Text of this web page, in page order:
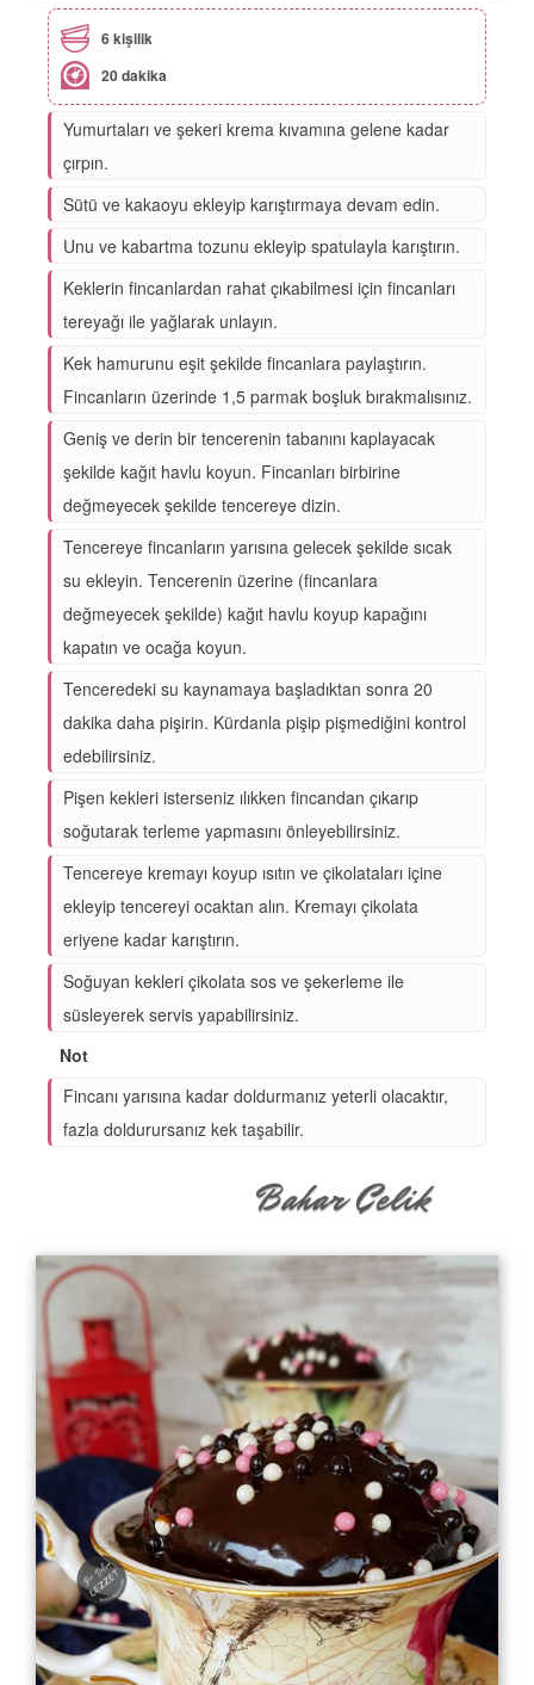
6 kişilik
20 dakika
Yumurtaları ve şekeri krema kıvamına gelene kadar
çırpın.
Sütü ve kakaoyu ekleyip karıştırmaya devam edin.
Unu ve kabartma tozunu ekleyip spatulayla karıştırın.
Keklerin fincanlardan rahat çıkabilmesi için fincanları
tereyağı ile yağlarak unlayın.
Kek hamurunu eşit şekilde fincanlara paylaştırın.
Fincanların üzerinde 1,5 parmak boşluk bırakmalısınız.
Geniş ve derin bir tencerenin tabanını kaplayacak
şekilde kağıt havlu koyun. Fincanları birbirine
değmeyecek şekilde tencereye dizin.
Tencereye fincanların yarısına gelecek şekilde sıcak
su ekleyin. Tencerenin üzerine (fincanlara
değmeyecek şekilde) kağıt havlu koyup kapağını
kapatın ve ocağa koyun.
Tenceredeki su kaynamaya başladıktan sonra 20
dakika daha pişirin. Kürdanla pişip pişmediğini kontrol
edebilirsiniz.
Pişen kekleri isterseniz ılıkken fincandan çıkarıp
soğutarak terleme yapmasını önleyebilirsiniz.
Tencereye kremayı koyup ısıtın ve çikolataları içine
ekleyip tencereyi ocaktan alın. Kremayı çikolata
eriyene kadar karıştırın.
Soğuyan kekleri çikolata sos ve şekerleme ile
süsleyerek servis yapabilirsiniz.
Not
Fincanı yarısına kadar doldurmanız yeterli olacaktır,
fazla doldurursanız kek taşabilir.